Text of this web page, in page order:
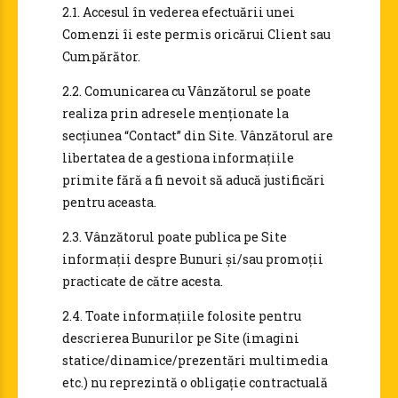
2.1. Accesul în vederea efectuării unei
Comenzi îi este permis oricărui Client sau
Cumpărător.
2.2. Comunicarea cu Vânzătorul se poate
realiza prin adresele menționate la
secțiunea “Contact” din Site. Vânzătorul are
libertatea de a gestiona informațiile
primite fără a fi nevoit să aducă justificări
pentru aceasta.
2.3. Vânzătorul poate publica pe Site
informații despre Bunuri și/sau promoții
practicate de către acesta.
2.4. Toate informațiile folosite pentru
descrierea Bunurilor pe Site (imagini
statice/dinamice/prezentări multimedia
etc.) nu reprezintă o obligație contractuală